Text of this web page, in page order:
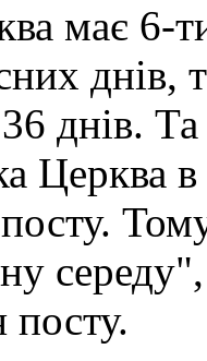
має 6-
днів,
днів.
Церква